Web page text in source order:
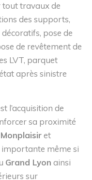
tout travaux de
des supports,
pose de
de revêtement de
LVT, parquet
après sinistre
l’acquisition de
sa proximité
Monplaisiret
importante même si
Grand Lyon ainsi
sur